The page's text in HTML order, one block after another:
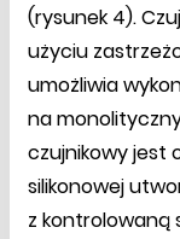
(rysunek 4).
użyciu
umożliwia
na
czujnikowy jest
silikonowej
z kontrolowaną